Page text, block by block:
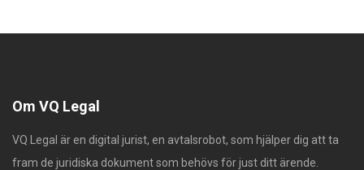
Om VQ Legal
VQ Legal är en digital jurist, en avtalsrobot, som hjälper dig att ta
fram de juridiska dokument som behövs för just ditt ärende.